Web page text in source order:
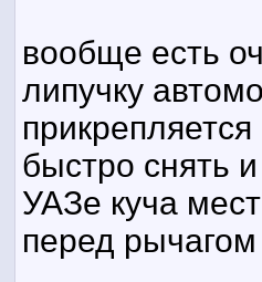
вообще есть
липучку
быстро снять
УАЗе куча
перед рычагом